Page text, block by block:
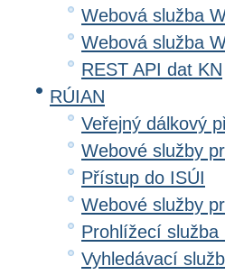
Webová služba
Webová služba
REST API dat KN
RÚIAN
Veřejný dálkový
Webové služby
Přístup do ISÚI
Webové služby
Prohlížecí služba
Vyhledávací